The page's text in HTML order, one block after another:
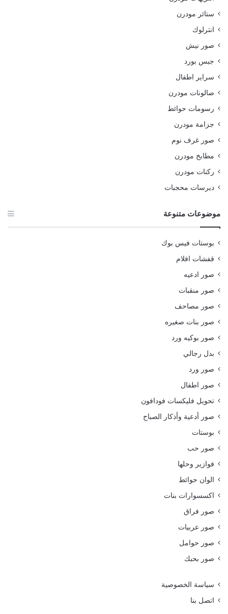
ستائر مودرن
انترلوك
صور نيش
جبس بورد
سراير اطفال
صالونات مودرن
رسومات حوائط
جزامة مودرن
صور غرف نوم
مطابخ مودرن
ركنات مودرن
ديرسات محجبات
موضوعات متنوعة
بوستات فيس بوك
قفشات افلام
صور ادعيه
صور منقبات
صور مصاحف
صور بنات صغيره
صور بوكيه ورد
بدل رجالي
صور ورد
صور اطفال
تحويل فليكسات فودافون
صور أدعية وأذكار الصباح
بوستات
صور حب
فوازير وحلها
الوان حوائط
اكسسوارات بنات
صور فراق
صور عربيات
صور حوامل
صور بحبك
سياسة الخصوصية
اتصل بنا